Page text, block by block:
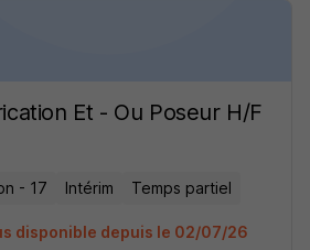
Et - Ou Poseur H/F
- 17 Intérim Temps partiel
disponible depuis le 02/07/26